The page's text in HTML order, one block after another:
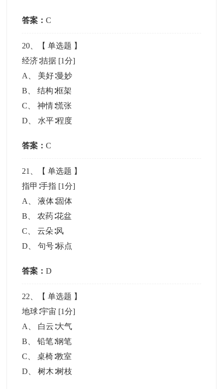
答案：C
20 、【单选题 】
经济∶拮据 [1分]
A
美好∶曼妙
B 、结构∶框架
C 、神情∶慌张
D
水平∶程度
答案：C
21 、【单选题 】
指甲∶手指 [1分]
A
、液体∶固体
B 、农药∶花盆
C 、云朵∶风
D 、句号∶标点
答案：D
22 、【单选题 】
地球∶宇宙 [1分]
A
白云∶大气
B 、铅笔∶钢笔
C 、桌椅∶教室
D 、树木∶树枝